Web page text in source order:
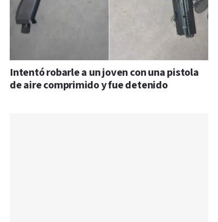
Intentó robarle a un joven con una pistola
de aire comprimido y fue detenido